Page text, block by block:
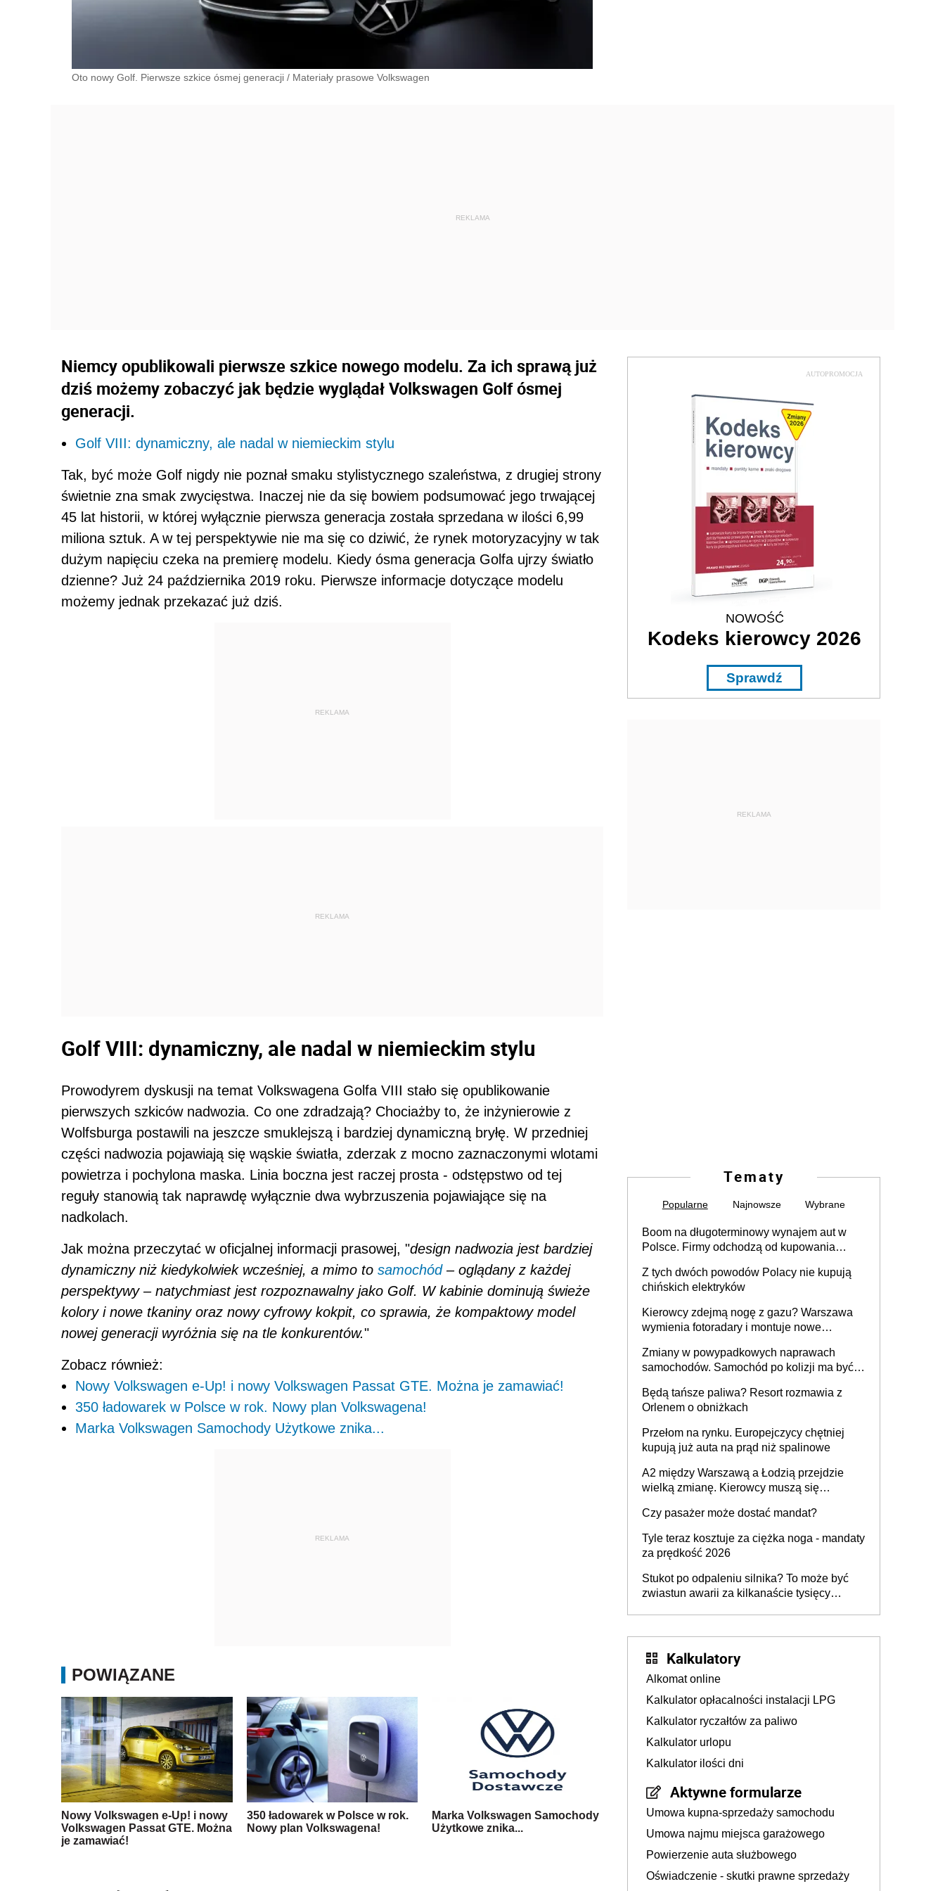
Oto nowy Golf. Pierwsze szkice ósmej generacji / Materiały prasowe Volkswagen
Niemcy opublikowali pierwsze szkice nowego modelu. Za ich sprawą już
dziś możemy zobaczyć jak będzie wyglądał Volkswagen Golf ósmej
generacji.
Golf VIII: dynamiczny, ale nadal w niemieckim stylu
Tak, być może Golf nigdy nie poznał smaku stylistycznego szaleństwa, z drugiej strony
świetnie zna smak zwycięstwa. Inaczej nie da się bowiem podsumować jego trwającej
45 lat historii, w której wyłącznie pierwsza generacja została sprzedana w ilości 6,99
miliona sztuk. A w tej perspektywie nie ma się co dziwić, że rynek motoryzacyjny w tak
dużym napięciu czeka na premierę modelu. Kiedy ósma generacja Golfa ujrzy światło
dzienne? Już 24 października 2019 roku. Pierwsze informacje dotyczące modelu
możemy jednak przekazać już dziś.
REKLAMA
REKLAMA
Golf VIII: dynamiczny, ale nadal w niemieckim stylu
Prowodyrem dyskusji na temat Volkswagena Golfa VIII stało się opublikowanie
pierwszych szkiców nadwozia. Co one zdradzają? Chociażby to, że inżynierowie z
Wolfsburga postawili na jeszcze smuklejszą i bardziej dynamiczną bryłę. W przedniej
części nadwozia pojawiają się wąskie światła, zderzak z mocno zaznaczonymi wlotami
powietrza i pochylona maska. Linia boczna jest raczej prosta - odstępstwo od tej
reguły stanowią tak naprawdę wyłącznie dwa wybrzuszenia pojawiające się na
nadkolach.
Jak można przeczytać w oficjalnej informacji prasowej, "design nadwozia jest bardziej
dynamiczny niż kiedykolwiek wcześniej, a mimo to samochód– oglądany z każdej
perspektywy – natychmiast jest rozpoznawalny jako Golf. W kabinie dominują świeże
kolory i nowe tkaniny oraz nowy cyfrowy kokpit, co sprawia, że kompaktowy model
nowej generacji wyróżnia się na tle konkurentów."
Zobacz również:
Nowy Volkswagen e-Up! i nowy Volkswagen Passat GTE. Można je zamawiać!
350 ładowarek w Polsce w rok. Nowy plan Volkswagena!
Marka Volkswagen Samochody Użytkowe znika...
REKLAMA
POWIĄZANE
Nowy Volkswagen e-Up! i nowy
Volkswagen Passat GTE. Można
je zamawiać!
350 ładowarek w Polsce w rok.
Nowy plan Volkswagena!
Marka Volkswagen Samochody
Użytkowe znika...
AUTOPROMOCJA
NOWOŚĆ
Kodeks kierowcy 2026
Sprawdź
REKLAMA
Tematy
Popularne Najnowsze Wybrane
Boom na długoterminowy wynajem aut w
Polsce. Firmy odchodzą od kupowania
Z tych dwóch powodów Polacy nie kupują
chińskich elektryków
Kierowcy zdejmą nogę z gazu? Warszawa
wymienia fotoradary i montuje nowe
Zmiany w powypadkowych naprawach
samochodów. Samochód po kolizji ma być
technologią producenta
Będą tańsze paliwa? Resort rozmawia z
Orlenem o obniżkach
Przełom na rynku. Europejczycy chętniej
kupują już auta na prąd niż spalinowe
A2 między Warszawą a Łodzią przejdzie
wielką zmianę. Kierowcy muszą się
Czy pasażer może dostać mandat?
Tyle teraz kosztuje za ciężka noga - mandaty
za prędkość 2026
Stukot po odpaleniu silnika? To może być
zwiastun awarii za kilkanaście tysięcy
Kalkulatory
Alkomat online
Kalkulator opłacalności instalacji LPG
Kalkulator ryczałtów za paliwo
Kalkulator urlopu
Kalkulator ilości dni
Aktywne formularze
Umowa kupna-sprzedaży samochodu
Umowa najmu miejsca garażowego
Powierzenie auta służbowego
Oświadczenie - skutki prawne sprzedaży